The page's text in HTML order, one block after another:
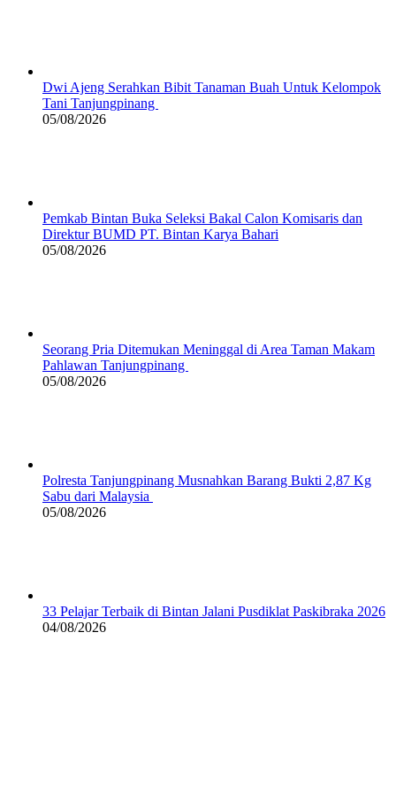
Dwi Ajeng Serahkan Bibit Tanaman Buah Untuk Kelompok
Tani Tanjungpinang
05/08/2026
Pemkab Bintan Buka Seleksi Bakal Calon Komisaris dan
Direktur BUMD PT. Bintan Karya Bahari
05/08/2026
Seorang Pria Ditemukan Meninggal di Area Taman Makam
Pahlawan Tanjungpinang
05/08/2026
Polresta Tanjungpinang Musnahkan Barang Bukti 2,87 Kg
Sabu dari Malaysia
05/08/2026
33 Pelajar Terbaik di Bintan Jalani Pusdiklat Paskibraka 2026
04/08/2026